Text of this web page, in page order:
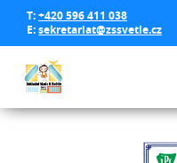
T:+420 596 411 038
E:sekretariat@zssvetle.cz